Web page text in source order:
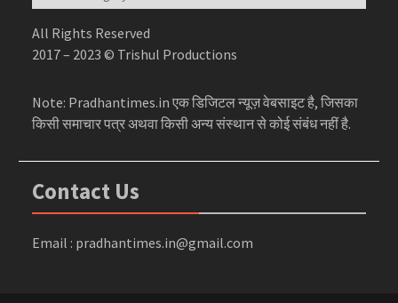
to
Sections
All Rights Reserved
2017 – 2023 © Trishul Productions
Note: Pradhantimes.in एक डिजिटल न्यूज़ वेबसाइट है, जिसका
किसी समाचार पत्र अथवा किसी अन्य संस्थान से कोई संबंध नहीं है.
Contact Us
Email : pradhantimes.in@gmail.com